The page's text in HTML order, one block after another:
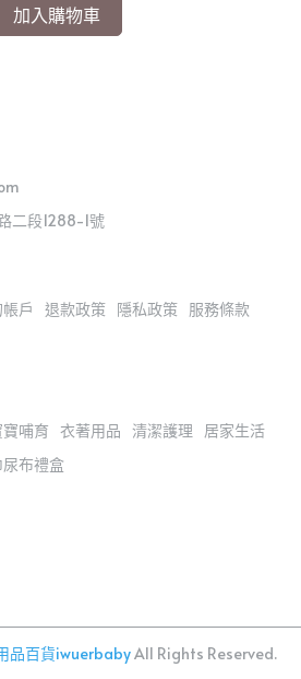
加入購物車
二段1288-1號
戶 退款政策 隱私政策 服務條款
寶哺育 衣著用品 清潔護理
居家生活
布禮盒
品百貨iwuerbabyAll Rights Reserved.